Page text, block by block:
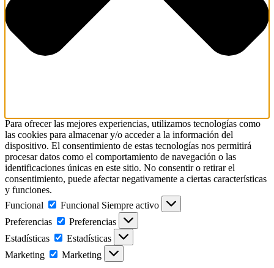
Para ofrecer las mejores experiencias, utilizamos tecnologías como
las cookies para almacenar y/o acceder a la información del
dispositivo. El consentimiento de estas tecnologías nos permitirá
procesar datos como el comportamiento de navegación o las
identificaciones únicas en este sitio. No consentir o retirar el
consentimiento, puede afectar negativamente a ciertas características
y funciones.
Funcional
Funcional Siempre activo
Preferencias
Preferencias
Estadísticas
Estadísticas
Marketing
Marketing